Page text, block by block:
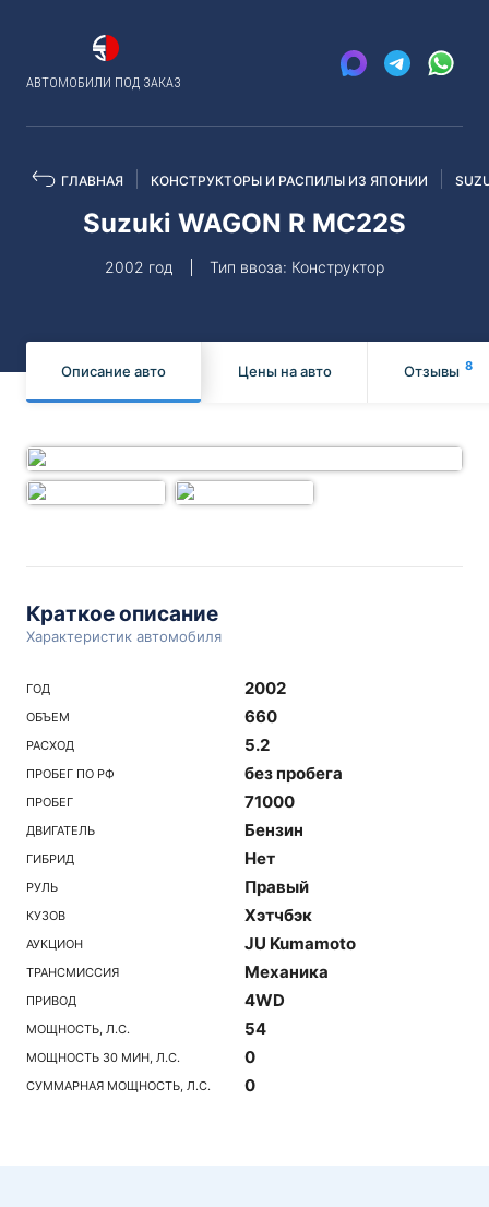
АВТОМОБИЛИ ПОД ЗАКАЗ
ГЛАВНАЯ КОНСТРУКТОРЫ И РАСПИЛЫ ИЗ ЯПОНИИ
Suzuki WAGON R MC22S
2002 год Тип ввоза: Конструктор
Описание авто Цены на авто Отзывы 8
Краткое описание
Характеристик автомобиля
ГОД 2002
ОБЪЕМ 660
РАСХОД 5.2
ПРОБЕГ ПО РФ без пробега
ПРОБЕГ 71000
ДВИГАТЕЛЬ Бензин
ГИБРИД Нет
РУЛЬ Правый
КУЗОВ Хэтчбэк
АУКЦИОН JU Kumamoto
ТРАНСМИССИЯ Механика
ПРИВОД 4WD
МОЩНОСТЬ, Л.С. 54
МОЩНОСТЬ 30 МИН, Л.С. 0
СУММАРНАЯ МОЩНОСТЬ, Л.С. 0